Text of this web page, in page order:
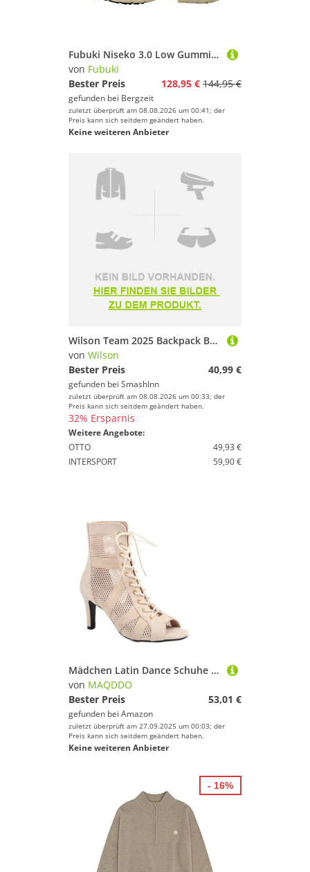
Fubuki Niseko 3.0 Low Gummistiefel
von Fubuki
Bester Preis
128,95 € 144,95 €
gefunden bei Bergzeit
zuletzt überprüft am 08.08.2026 um 00:41; der
Preis kann sich seitdem geändert haben.
Keine weiteren Anbieter
Wilson Team 2025 Backpack Beige
von Wilson
Bester Preis
40,99 €
gefunden bei SmashInn
zuletzt überprüft am 08.08.2026 um 00:33; der
Preis kann sich seitdem geändert haben.
32% Ersparnis
Weitere Angebote:
OTTO
49,93 €
INTERSPORT
59,90 €
Mädchen Latin Dance Schuhe Frauen Modern Salsa High-Top Sandalen Tanzsaal Damen Wildleder Stiefel mit hohen absätzen FüR Damen(Beige,7CM_46(28CM))
von MAQDDO
Bester Preis
53,01 €
gefunden bei Amazon
zuletzt überprüft am 27.09.2025 um 00:03; der
Preis kann sich seitdem geändert haben.
Keine weiteren Anbieter
- 16%